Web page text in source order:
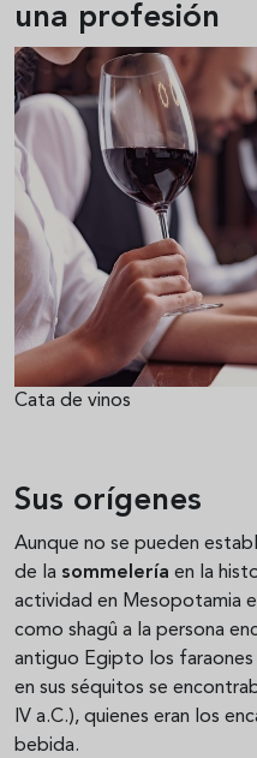
una profesión
Cata de vinos
Sus orígenes
Aunque no se pueden
de la sommelería en la
actividad en Mesopotamia
como shagû a la persona
antiguo Egipto los faraones
en sus séquitos se
IV a.C.), quienes eran los
bebida.